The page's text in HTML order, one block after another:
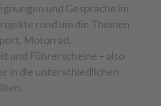
und Gespräche im
rund um die Themen
Motorrad,
und Führerscheine – also
in die unterschiedlichen